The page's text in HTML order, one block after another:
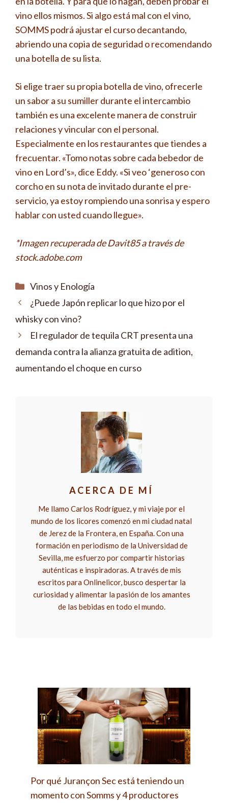
vino ellos mismos. Si algo está mal con el vino,
SOMMS podrá ajustar el curso decantando,
abriendo una copia de seguridad o recomendando
una botella de su lista.
Si elige traer su propia botella de vino, ofrecerle
un sabor a su sumiller durante el intercambio
también es una excelente manera de construir
relaciones y vincular con el personal.
Especialmente en los restaurantes que tiendes a
frecuentar. «Tomo notas sobre cada bebedor de
vino en Lord’s», dice Eddy. «Si veo ‘generoso con
corcho en su nota de invitado durante el pre-
servicio, ya estoy rompiendo una sonrisa y espero
hablar con usted cuando llegue».
*Imagen recuperada de Davit85 a través de
stock.adobe.com
Categorías
Vinos y Enología
¿Puede Japón replicar lo que hizo por el
whisky con vino?
El regulador de tequila CRT presenta una
demanda contra la alianza gratuita de adition,
aumentando el choque en curso
ACERCA DE MÍ
Me llamo Carlos Rodríguez, y mi viaje por el
mundo de los licores comenzó en mi ciudad natal
de Jerez de la Frontera, en España. Con una
formación en periodismo de la Universidad de
Sevilla, me esfuerzo por compartir historias
auténticas e inspiradoras. A través de mis
escritos para Onlinelicor, busco despertar la
curiosidad y alimentar la pasión de los amantes
de las bebidas en todo el mundo.
Por qué Jurançon Sec está teniendo un
momento con Somms y 4 productores